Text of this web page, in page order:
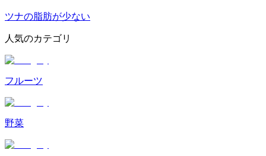
ツナの脂肪が少ない
人気のカテゴリ
フルーツ
野菜